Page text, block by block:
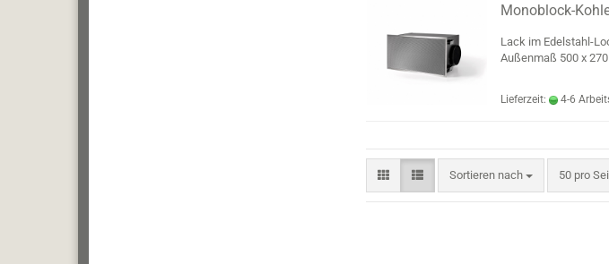
Monoblock-
Lack im Edelstahl-
Außenmaß 500 x
Lieferzeit: 4-6
Sortieren nach
Sortieren nach 50 pro
pro Seite